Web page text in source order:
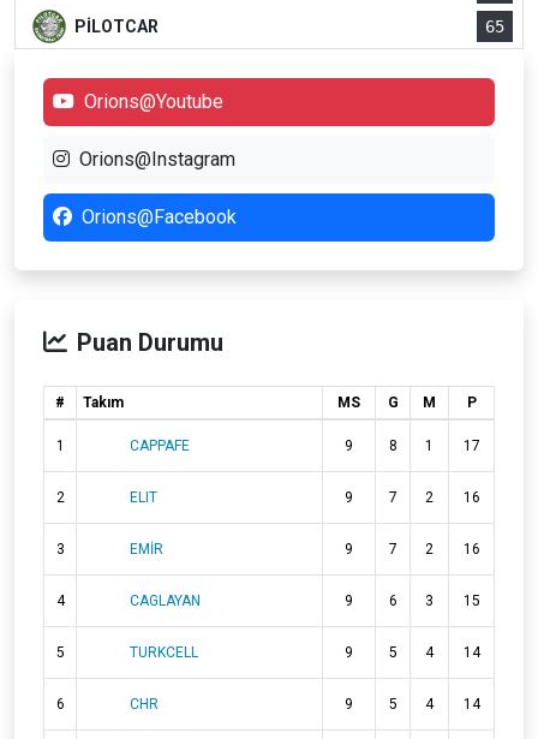
PİLOTCAR
65
Orions@Youtube
Orions@Instagram
Orions@Facebook
Puan Durumu
# Takım MS G M P
1 CAPPAFE 9 8 1 17
2 ELIT 9 7 2 16
3 EMİR 9 7 2 16
4 CAGLAYAN 9 6 3 15
5 TURKCELL 9 5 4 14
6 CHR 9 5 4 14